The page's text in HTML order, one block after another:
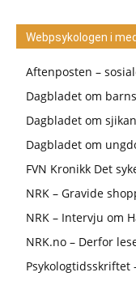
Webpsykologen i
Aftenposten –
Dagbladet om
Dagbladet om
Dagbladet om
FVN Kronikk Det
NRK – Gravide
NRK – Intervju om
NRK.no – Derfor
Psykologtidsskriftet